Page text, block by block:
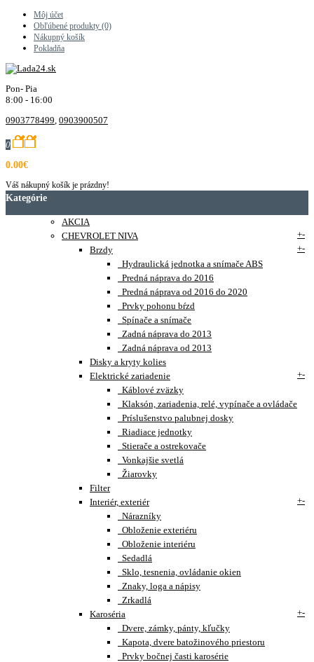
Môj účet
Obľúbené produkty (0)
Nákupný košík
Pokladňa
Pon- Pia
8:00 - 16:00
0903778499, 0903900507
0
0.00€
Váš nákupný košík je prázdny!
Kategórie
AKCIA
CHEVROLET NIVA
+-
Brzdy
+-
Hydraulická jednotka a snímače ABS
Predná náprava do 2016
Predná náprava od 2016 do 2020
Prvky pohonu bŕzd
Spínače a snímače
Zadná náprava do 2013
Zadná náprava od 2013
Disky a kryty kolies
Elektrické zariadenie
+-
Káblové zväzky
Klaksón, zariadenia, relé, vypínače a ovládače
Príslušenstvo palubnej dosky
Riadiace jednotky
Stierače a ostrekovače
Vonkajšie svetlá
Žiarovky
Filter
Interiér, exteriér
+-
Nárazníky
Obloženie exteriéru
Obloženie interiéru
Sedadlá
Sklo, tesnenia, ovládanie okien
Znaky, loga a nápisy
Zrkadlá
Karoséria
+-
Dvere, zámky, pánty, kľučky
Kapota, dvere batožinového priestoru
Prvky bočnej časti karosérie